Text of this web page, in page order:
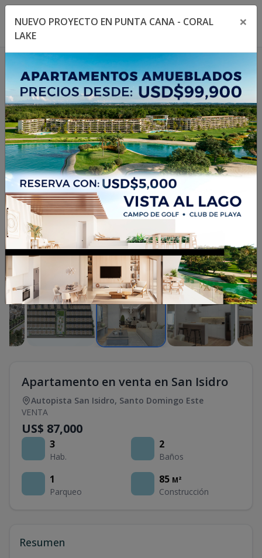
Toggle navigation menu
/9
Apartamento en venta en San Isidro
Autopista San Isidro, Santo Domingo Este
VENTA
US$ 87,000
3
Hab.
2
Baños
1
Parqueo
85 M²
Construcción
Resumen
NUEVO PROYECTO EN PUNTA CANA - CORAL
LAKE
×